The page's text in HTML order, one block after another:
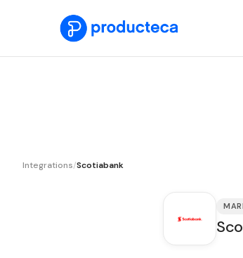
Integrations/Scotiabank